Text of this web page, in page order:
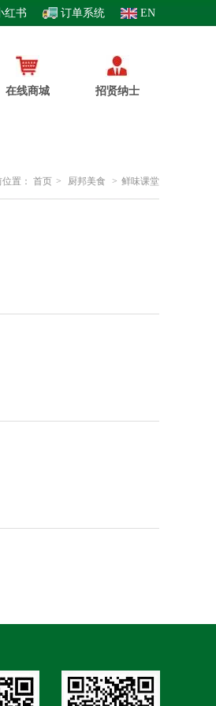
红书 订单系统 EN
在线商城 招贤纳士
置： 首页 > 厨邦美食 > 鲜味课堂